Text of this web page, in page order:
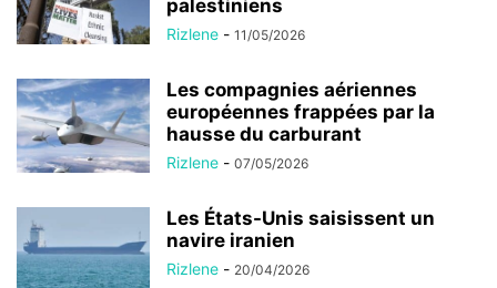
palestiniens
Rizlene - 11/05/2026
Les compagnies aériennes
européennes frappées par la
hausse du carburant
Rizlene - 07/05/2026
Les États-Unis saisissent un
navire iranien
Rizlene - 20/04/2026